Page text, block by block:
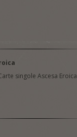
singole Ascesa Eroica